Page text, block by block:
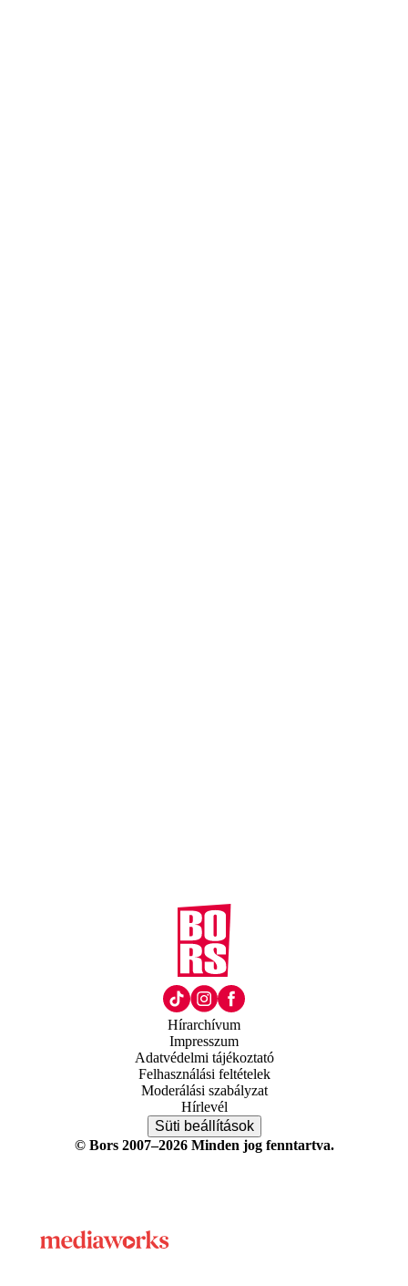
Hírarchívum
Impresszum
Adatvédelmi tájékoztató
Felhasználási feltételek
Moderálási szabályzat
Hírlevél
Süti beállítások
© Bors 2007–2026 Minden jog fenntartva.